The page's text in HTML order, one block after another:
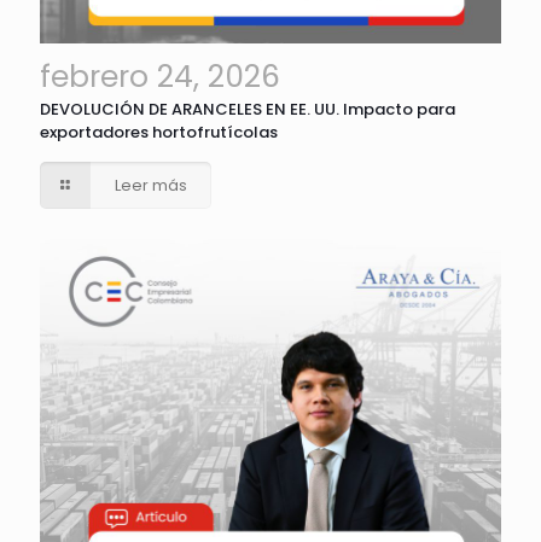
febrero 24, 2026
DEVOLUCIÓN DE ARANCELES EN EE. UU. Impacto para
exportadores hortofrutícolas
Leer más